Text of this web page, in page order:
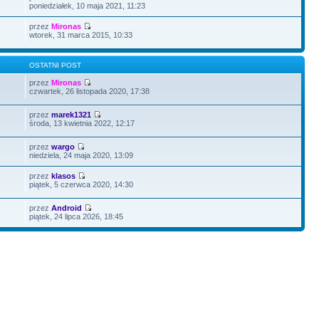
poniedziałek, 10 maja 2021, 11:23
przezMironas
wtorek, 31 marca 2015, 10:33
OSTATNI POST
przezMironas
czwartek, 26 listopada 2020, 17:38
przezmarek1321
środa, 13 kwietnia 2022, 12:17
przezwargo
niedziela, 24 maja 2020, 13:09
przezklasos
piątek, 5 czerwca 2020, 14:30
przezAndroid
piątek, 24 lipca 2026, 18:45